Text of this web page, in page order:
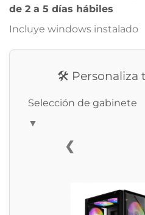
de 2 a 5 días hábiles
Incluye windows instalado
🛠️ Personaliza
Selección de gabinete
▼
❮